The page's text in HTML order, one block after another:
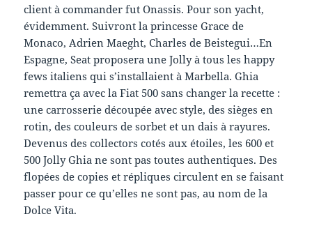
client à commander fut Onassis. Pour son yacht,
évidemment. Suivront la princesse Grace de
Monaco, Adrien Maeght, Charles de Beistegui…En
Espagne, Seat proposera une Jolly à tous les happy
fews italiens qui s’installaient à Marbella. Ghia
remettra ça avec la Fiat 500 sans changer la recette :
une carrosserie découpée avec style, des sièges en
rotin, des couleurs de sorbet et un dais à rayures.
Devenus des collectors cotés aux étoiles, les 600 et
500 Jolly Ghia ne sont pas toutes authentiques. Des
flopées de copies et répliques circulent en se faisant
passer pour ce qu’elles ne sont pas, au nom de la
Dolce Vita.